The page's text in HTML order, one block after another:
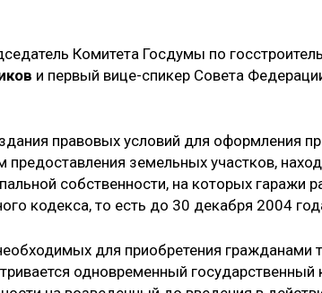
Комитета Госдумы по
и первый вице-спикер Совета
правовых условий для оформления
земельных участков,
собственности, на которых гаражи
кодекса, то есть до 30 декабря 2004
для приобретения гражданами
одновременный государственный